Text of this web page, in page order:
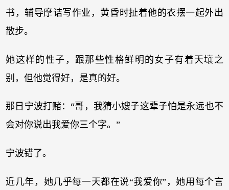
书，辅导摩诘写作业，黄昏时扯着他的衣摆一起外出
散步。
她这样的性子，跟那些性格鲜明的女子有着天壤之
别，但他觉得好，是真的好。
那日宁波打赌：“哥，我猜小嫂子这辈子怕是永远也不
会对你说出我爱你三个字。”
宁波错了。
近几年，她几乎每一天都在说“我爱你”，她用每个言